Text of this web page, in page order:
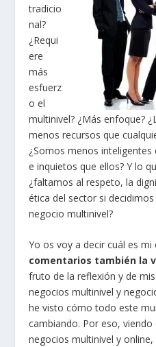
tradicio
nal?
¿Requi
ere
más
esfuerz
o el
multinivel? ¿Más enfoque?
menos recursos que
¿Somos menos
e inquietos que ellos? Y lo
¿faltamos al respeto, la
ética del sector si
negocio multinivel?
Yo os voy a decir cuál es mi
comentarios también la
fruto de la reflexión y de
negocios multinivel y
he visto cómo todo este
cambiando. Por eso,
negocios multinivel y